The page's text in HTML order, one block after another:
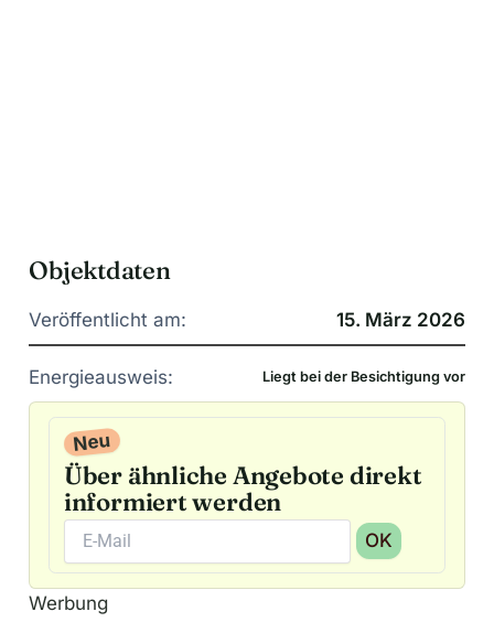
Objektdaten
Veröffentlicht am: 15. März 2026
Energieausweis: Liegt bei der Besichtigung vor
Neu
Über ähnliche Angebote direkt
informiert werden
OK
A
l
Werbung